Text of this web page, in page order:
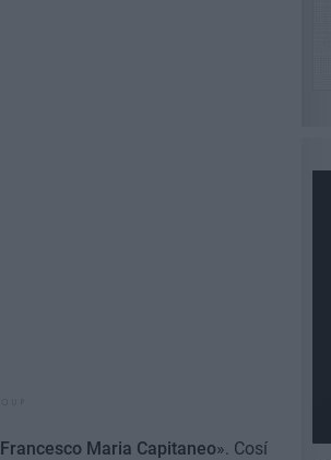
Francesco Maria Capitaneo». Cosí